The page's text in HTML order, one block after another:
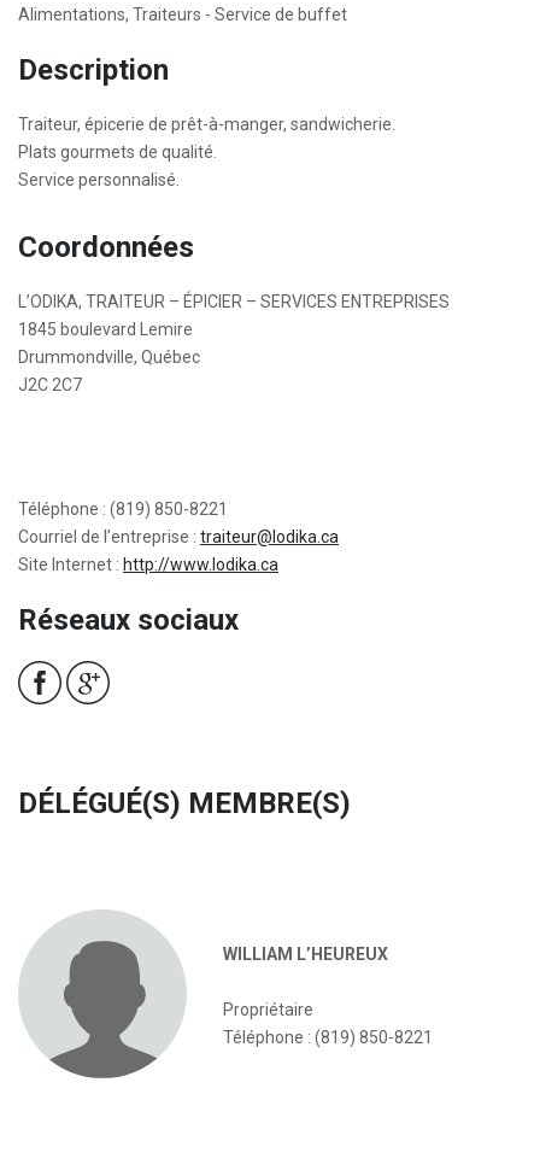
Alimentations, Traiteurs - Service de buffet
Description
Traiteur, épicerie de prêt-à-manger, sandwicherie.
Plats gourmets de qualité.
Service personnalisé.
Coordonnées
L’ODIKA, TRAITEUR – ÉPICIER – SERVICES ENTREPRISES
1845 boulevard Lemire
Drummondville, Québec
J2C 2C7
Téléphone : (819) 850-8221
Courriel de l’entreprise : traiteur@lodika.ca
Site Internet : http://www.lodika.ca
Réseaux sociaux
DÉLÉGUÉ(S) MEMBRE(S)
WILLIAM L’HEUREUX
Propriétaire
Téléphone : (819) 850-8221